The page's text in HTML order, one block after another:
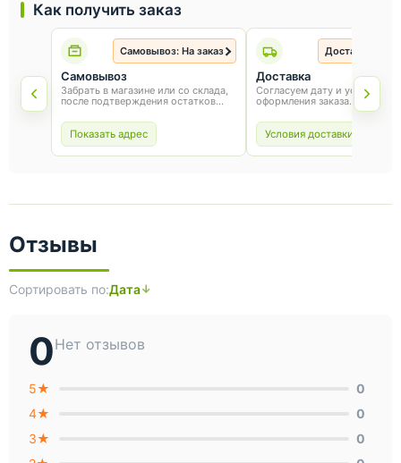
Как получить заказ
Самовывоз: На заказ
Самовывоз
Забрать в магазине или со склада,
после подтверждения остатков
Показать адрес
Доставка: На
Доставка
Согласуем дату и условия
оформления заказа.
Условия доставки
Отзывы
Сортировать по:Дата
0Нет отзывов
5★
0
4★
0
3★
0